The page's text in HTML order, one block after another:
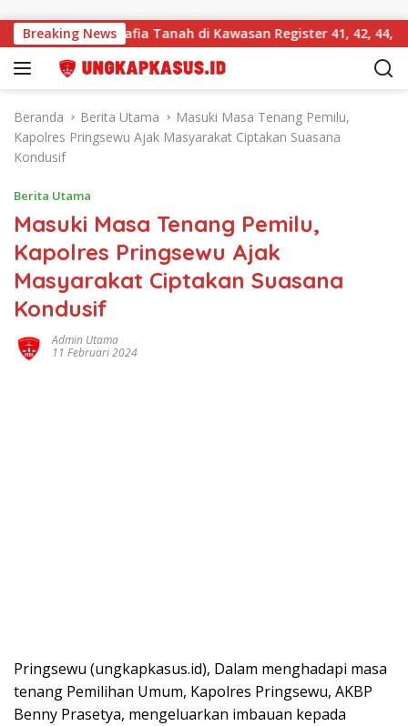
Breaking News
Mafia Tanah di Kawasan Register 41, 42, 44, dan 46
Beranda Berita Utama
Masuki Masa Tenang Pemilu,
Kapolres Pringsewu Ajak Masyarakat Ciptakan Suasana
Kondusif
Berita Utama
Masuki Masa Tenang Pemilu,
Kapolres Pringsewu Ajak
Masyarakat Ciptakan Suasana
Kondusif
Admin Utama
11 Februari 2024
Pringsewu (ungkapkasus.id), Dalam menghadapi masa
tenang Pemilihan Umum, Kapolres Pringsewu, AKBP
Benny Prasetya, mengeluarkan imbauan kepada